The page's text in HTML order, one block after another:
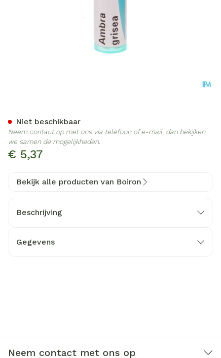
€ 5,37
Niet beschikbaar
Neem contact op met ons via telefoon of e-mail, dan bekijken
we samen de mogelijkheden.
Bekijk alle producten van Boiron
Beschrijving
Gegevens
Neem contact met ons op